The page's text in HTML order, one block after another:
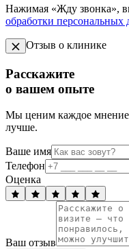
Нажимая «Жду звонка»,
обработки персональных
Отзыв о клинике
Расскажите
о вашем опыте
Мы ценим каждое мнение
лучше.
Ваше имя
Телефон
Оценка
Ваш отзыв